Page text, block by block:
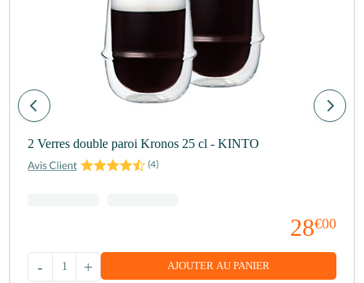
2 Verres double paroi Kronos 25 cl - KINTO
(4)
28€00
+
- AJOUTER AU PANIER